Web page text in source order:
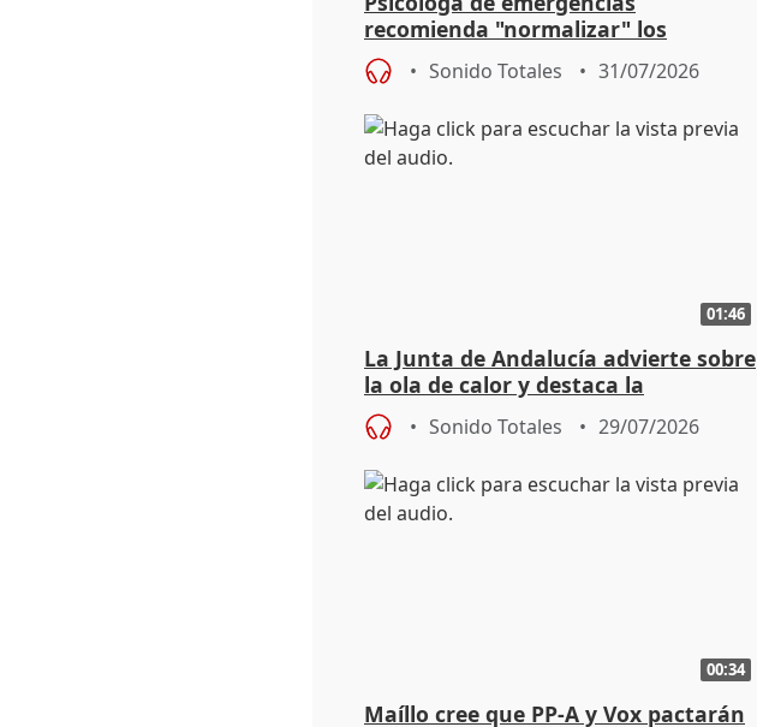
recomienda "normalizar" los
síntomas tras sufrir un incendio
Sonido Totales 31/07/2026
01:46
La Junta de Andalucía advierte sobre
la ola de calor y destaca la
importancia de la prevención
Sonido Totales 29/07/2026
00:34
Maíllo cree que PP-A y Vox pactarán